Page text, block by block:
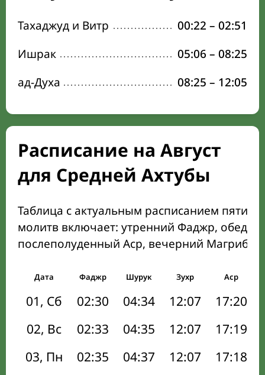
Тахаджуд и Витр 00:22 – 02:51
Ишрак
05:06 – 08:25
ад-Духа
08:25 – 12:05
Расписание на Август
для Средней Ахтубы
Таблица с актуальным расписанием пяти
молитв включает: утренний Фаджр,
послеполуденный Аср, вечерний Магриб
Дата Фаджр Шурук Зухр Аср
01, Сб 02:30 04:34 12:07 17:20
02, Вс
02:33 04:35 12:07 17:19
03, Пн
02:35 04:37 12:07 17:18